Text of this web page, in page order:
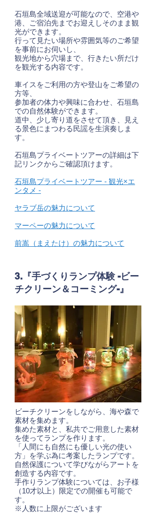
石垣島全域送迎が可能なので、空港や
港、ご宿泊先までお迎えしそのまま観
光ができます。
行って見たい場所や雰囲気等のご希望
を事前にお伺いし、
観光地から穴場まで、行きたい所だけ
を観光する内容です。
車イスをご利用の方や登山をご希望の
方等、
参加者の体力や興味に合わせ、石垣島
での自然体験ができます。
道中、少し寄り道をさせて頂き、見え
る景色にまつわる民謡を生演奏しま
す。
石垣島プライベートツアーの詳細は下
記リンクからご確認頂けます。
石垣島プライベートツアー - 観光×エ
ンタメ -
ヤラブ岳の魅力について
マーペーの魅力について
前嵩（まえたけ）の魅力について
3.『手づくりランプ体験 -ビー
チクリーン＆コーミング-』
ビーチクリーンをしながら、海や森で
素材を集めます。
集めた素材と、私共でご用意した素材
を使ってランプを作ります。
「人間にも自然にも優しい光の使い
方」を学ぶ為に考案したランプです。
自然保護について学びながらアートを
創造する内容です。
手作りランプ体験については、お子様
（10才以上）限定での開催も可能で
す。
※人数に上限がございます